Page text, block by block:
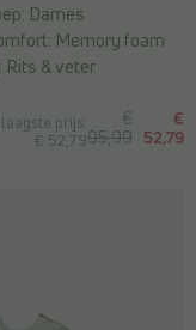
prijs:
€ 52,79
€
95,99
€
52,79
Dames
Memory foam
Rits & veter